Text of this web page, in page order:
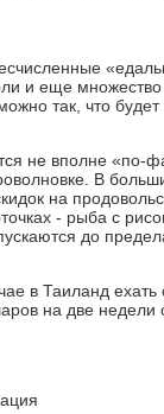
и еще множество
так, что будет
не вполне «по-
В
на
- рыба с
до
в Таиланд ехать
на две недели